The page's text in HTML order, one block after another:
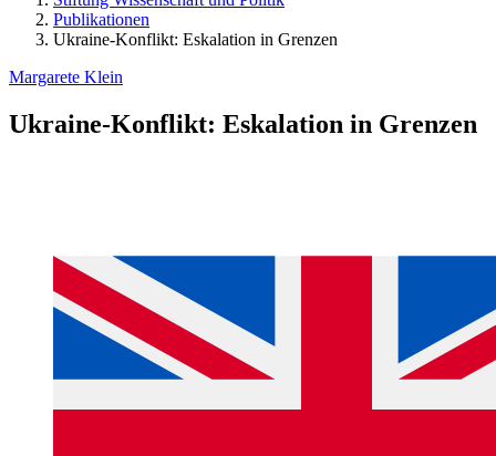
Publikationen
Ukraine-Konflikt: Eskalation in Grenzen
Margarete Klein
Ukraine-Konflikt: Eskalation in Grenzen